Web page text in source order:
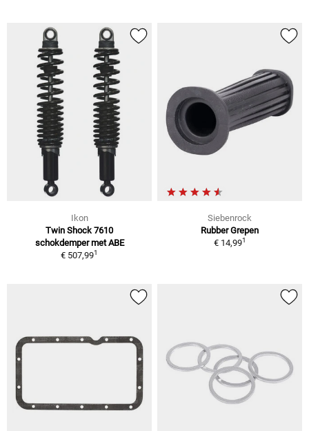
Ikon
Twin Shock 7610
schokdemper met ABE
€ 507,991
Siebenrock
Rubber Grepen
€ 14,991